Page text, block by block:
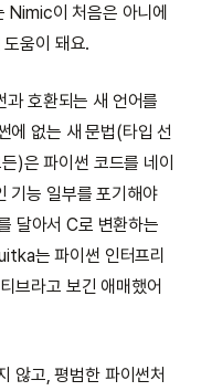
Nimic이 처음은 아니에
움이 돼요.
호환되는 새 언어를
에 없는 새 문법(타입 선
)은 파이썬 코드를 네이
기능 일부를 포기해야
달아서 C로 변환하는
는 파이썬 인터프리
브라고 보긴 애매했어
않고, 평범한 파이썬처